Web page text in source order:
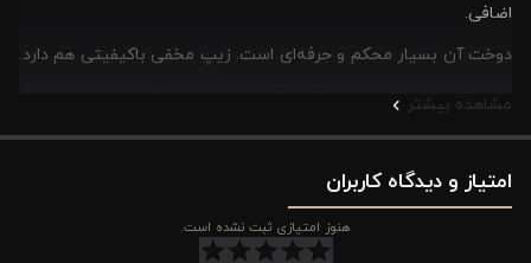
اضافی.
دوخت آن بسیار محکم و حرفه‌ای است. زیپ مخفی باکیفیتی هم دارد.
این دوام ست را در برابر استفاده زیاد و شستشو بالا می‌برد. استفاده از
آن هم آسان است. جنس پنبه‌ای آن ضد حساسیت است. پس برای
پوست‌های حساس و حتی کودکان و نوزادان کاملاً ایمن و بهداشتی
مشاهده بیشتر
امتیاز و دیدگاه کاربران
هنوز امتیازی ثبت نشده است.